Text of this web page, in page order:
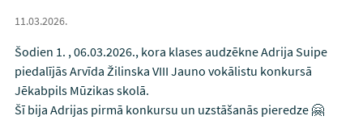
11.03.2026.
Šodien 1. , 06.03.2026., kora klases audzēkne Adrija Suipe
piedalījās Arvīda Žilinska VIII Jauno vokālistu konkursā
Jēkabpils Mūzikas skolā.
Šī bija Adrijas pirmā konkursu un uzstāšanās pieredze 🤗